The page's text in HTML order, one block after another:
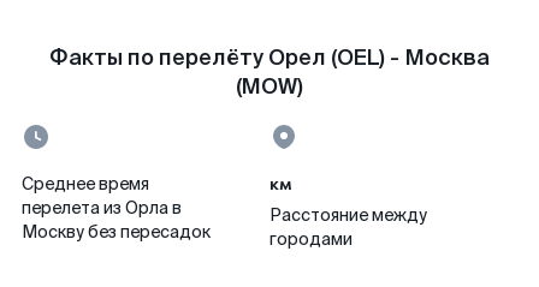
Факты по перелёту Орел (OEL) - Москва
(MOW)
Среднее время
перелета из Орла в
Москву без пересадок
км
Расстояние между
городами